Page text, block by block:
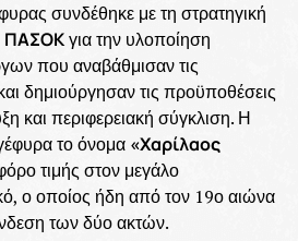
συνδέθηκε με τη στρατηγική
ΠΑΣΟΚγια την υλοποίηση
που αναβάθμισαν τις
δημιούργησαν τις προϋποθέσεις
και περιφερειακή σύγκλιση. Η
το όνομα «Χαρίλαος
τιμής στον μεγάλο
ο οποίος ήδη από τον 19ο αιώνα
των δύο ακτών.